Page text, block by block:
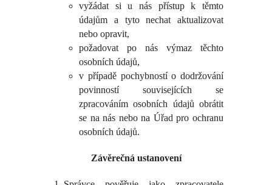
vyžádat si u nás přístup k těmto
údajům a tyto nechat aktualizovat
nebo opravit,
požadovat po nás výmaz těchto
osobních údajů,
v případě pochybností o dodržování
povinností souvisejících se
zpracováním osobních údajů obrátit
se na nás nebo na Úřad pro ochranu
osobních údajů.
Závěrečná ustanovení